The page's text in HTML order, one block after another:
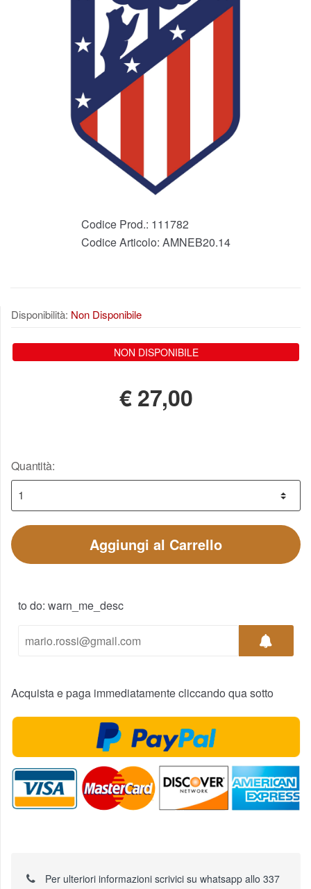
Codice Prod.: 111782
Codice Articolo: AMNEB20.14
Disponibilità: Non Disponibile
NON DISPONIBILE
€27,00
Quantità:
Aggiungi al Carrello
to do: warn_me_desc
Acquista e paga immediatamente cliccando qua sotto
Per ulteriori informazioni scrivici su whatsapp allo 337